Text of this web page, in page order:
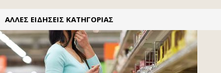
ΑΛΛΕΣ ΕΙΔΗΣΕΙΣ ΚΑΤΗΓΟΡΙΑΣ